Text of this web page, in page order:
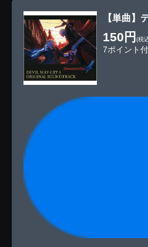
【単曲】
150円 (税
7ポイント